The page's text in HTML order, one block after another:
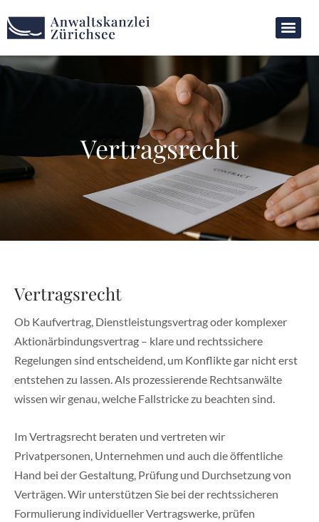
Vertragsrecht
Vertragsrecht
Ob Kaufvertrag, Dienstleistungsvertrag oder komplexer
Aktionärbindungsvertrag – klare und rechtssichere
Regelungen sind entscheidend, um Konflikte gar nicht erst
entstehen zu lassen. Als prozessierende Rechtsanwälte
wissen wir genau, welche Fallstricke zu beachten sind.
Im Vertragsrecht beraten und vertreten wir
Privatpersonen, Unternehmen und auch die öffentliche
Hand bei der Gestaltung, Prüfung und Durchsetzung von
Verträgen. Wir unterstützen Sie bei der rechtssicheren
Formulierung individueller Vertragswerke, prüfen